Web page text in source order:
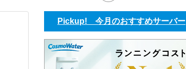
Pickup! 今月のおすすめサーバー